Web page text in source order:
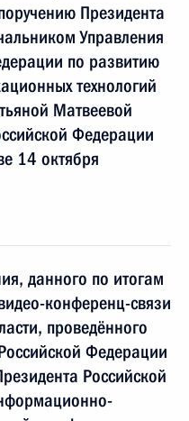
Президента
Управления
по развитию
технологий
Матвеевой
Федерации
14 октября
данного по итогам
конференц-связи
проведённого
Федерации
Российской